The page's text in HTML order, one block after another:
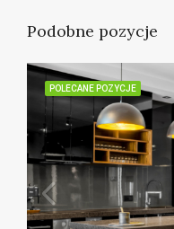
Podobne pozycje
POLECANE POZYCJE